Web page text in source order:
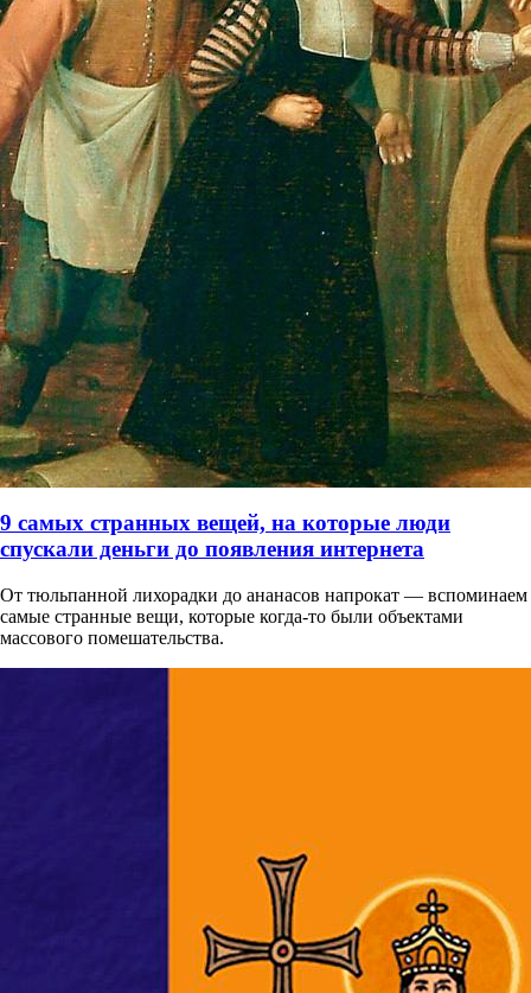
9 самых странных вещей, на которые люди
спускали деньги до появления интернета
От тюльпанной лихорадки до ананасов напрокат — вспоминаем
самые странные вещи, которые когда-то были объектами
массового помешательства.